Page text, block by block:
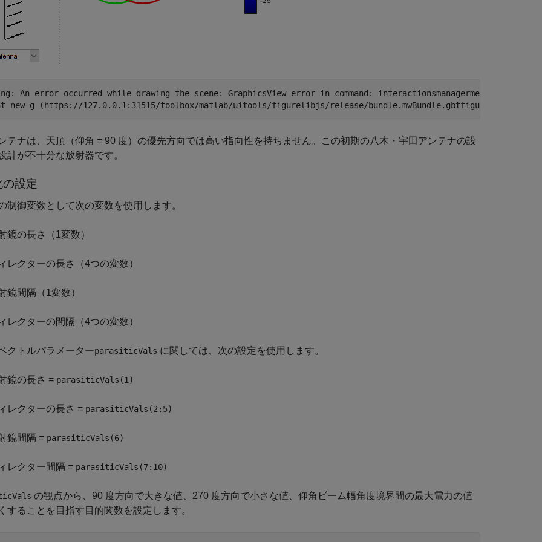
An error occurred while drawing the scene: GraphicsView error in command: interactionsmanagermessage:
テナは、天頂（仰角 = 90 度）の優先方向では高い指向性を持ちません。この初期の八木・宇田アンテナの設
計が不十分な放射器です。
設定
制御変数として次の変数を使用します。
鏡の長さ（1変数）
レクターの長さ（4つの変数）
鏡間隔（1変数）
レクターの間隔（4つの変数）
クトルパラメーターparasiticVals に関しては、次の設定を使用します。
鏡の長さ = parasiticVals(1)
レクターの長さ = parasiticVals(2:5)
鏡間隔 = parasiticVals(6)
レクター間隔 = parasiticVals(7:10)
の観点から、90 度方向で大きな値、270 度方向で小さな値、仰角ビーム幅角度境界間の最大電力の値
することを目指す目的関数を設定します。